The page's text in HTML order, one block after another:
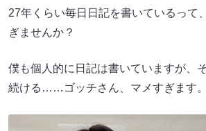
27年くらい毎日日記を書いているって
ぎませんか？
僕も個人的に日記は書いていますが、
続ける……ゴッチさん、マメすぎます。